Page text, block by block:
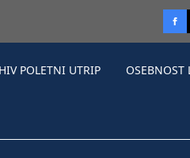
POLETNI UTRIP OSEBNOST